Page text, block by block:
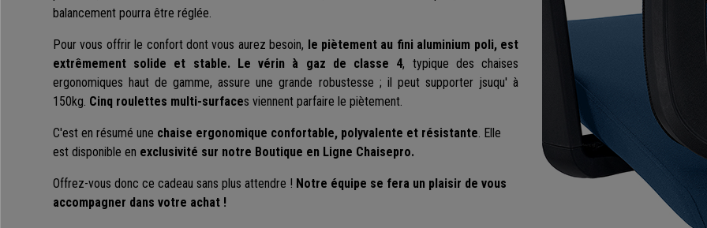
balancement pourra être réglée.
Pour vous offrir le confort dont vous aurez besoin, le piètement au fini aluminium poli, est
extrêmement solide et stable. Le vérin à gaz de classe 4, typique des chaises
ergonomiques haut de gamme, assure une grande robustesse ; il peut supporter jsuqu' à
150kg. Cinq roulettes multi-surfaces viennent parfaire le piètement.
C'est en résumé une chaise ergonomique confortable, polyvalente et résistante. Elle
est disponible en exclusivité sur notre Boutique en Ligne Chaisepro.
Offrez-vous donc ce cadeau sans plus attendre ! Notre équipe se fera un plaisir de vous
accompagner dans votre achat !